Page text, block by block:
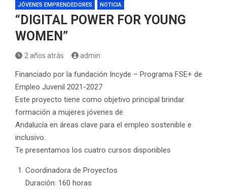
JÓVENES EMPRENDEDORES
NOTICIA
“DIGITAL POWER FOR YOUNG
WOMEN”
2 años atrás admin
Financiado por la fundación Incyde – Programa FSE+ de
Empleo Juvenil 2021-2027
Este proyecto tiene como objetivo principal brindar
formación a mujeres jóvenes de
Andalucía en áreas clave para el empleo sostenible e
inclusivo.
Te presentamos los cuatro cursos disponibles
Coordinadora de Proyectos
Duración: 160 horas